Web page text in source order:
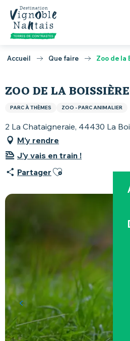
Aller
contenu
principal
Accueil Que faire Zoo de la
ZOO DE LA
PARC À THÈMES ZOO - PARC ANIMALIER
2 La Chataigneraie, 44430 La
M'y rendre
J'y vais en train !
Partager Ajouter aux favoris